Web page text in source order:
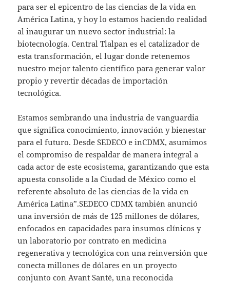
para ser el epicentro de las ciencias de la vida en
América Latina, y hoy lo estamos haciendo realidad
al inaugurar un nuevo sector industrial: la
biotecnología. Central Tlalpan es el catalizador de
esta transformación, el lugar donde retenemos
nuestro mejor talento científico para generar valor
propio y revertir décadas de importación
tecnológica.
Estamos sembrando una industria de vanguardia
que significa conocimiento, innovación y bienestar
para el futuro. Desde SEDECO e inCDMX, asumimos
el compromiso de respaldar de manera integral a
cada actor de este ecosistema, garantizando que esta
apuesta consolide a la Ciudad de México como el
referente absoluto de las ciencias de la vida en
América Latina”.SEDECO CDMX también anunció
una inversión de más de 125 millones de dólares,
enfocados en capacidades para insumos clínicos y
un laboratorio por contrato en medicina
regenerativa y tecnológica con una reinversión que
conecta millones de dólares en un proyecto
conjunto con Avant Santé, una reconocida